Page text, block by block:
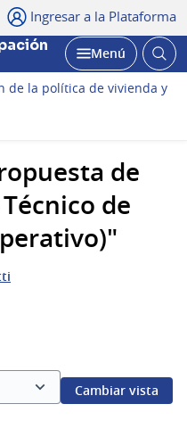
Ingresar a la Plataforma
Abrir
Menú
de la política de vivienda y
de
de
Cambiar vista